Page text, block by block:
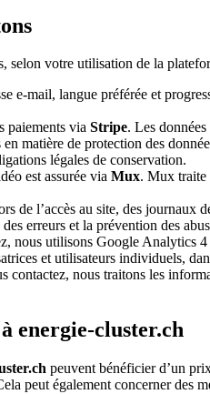
selon votre utilisation de la
e-mail, langue préférée et
paiements via Stripe. Les
matière de protection des
légales de conservation.
est assurée via Mux. Mux traite
de l’accès au site, des journaux
erreurs et la prévention des
nous utilisons Google Analytics
et utilisateurs individuels,
contactez, nous traitons les
energie-cluster.ch
peuvent bénéficier d’un
peut également concerner des